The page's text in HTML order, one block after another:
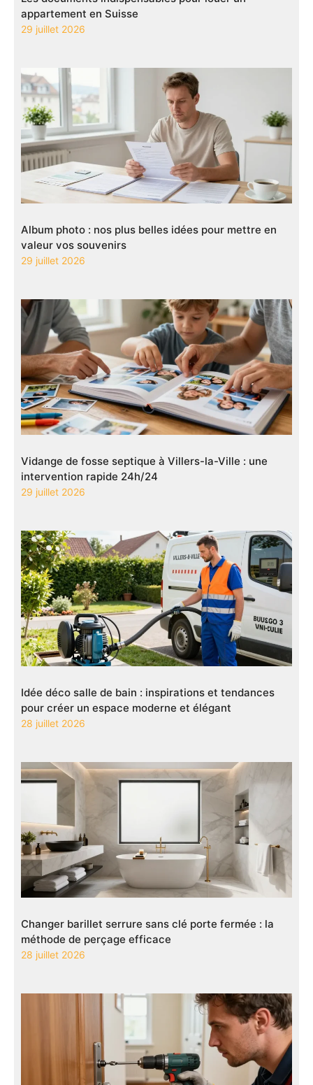
appartement en Suisse
29 juillet 2026
Album photo : nos plus belles idées pour mettre en
valeur vos souvenirs
29 juillet 2026
Vidange de fosse septique à Villers-la-Ville : une
intervention rapide 24h/24
29 juillet 2026
Idée déco salle de bain : inspirations et tendances
pour créer un espace moderne et élégant
28 juillet 2026
Changer barillet serrure sans clé porte fermée : la
méthode de perçage efficace
28 juillet 2026